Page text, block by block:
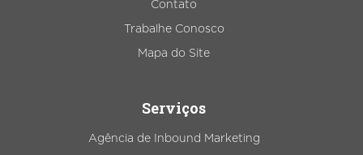
Contato
Trabalhe Conosco
Mapa do Site
Serviços
Agência de Inbound Marketing